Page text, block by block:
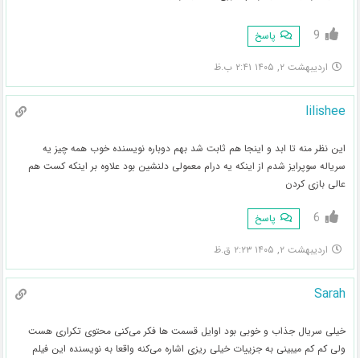
9 پاسخ
اردیبهشت ۲, ۱۴۰۵ ۲:۴۱ ب.ظ
lilishee
این نظر منه تا ابد و اینجا هم ثابت شد بهم دوباره نویسنده خوب همه چیز یه
سریاله سوپرایز شدم از اینکه یه درام معمولی دلنشین بود علاوه بر اینکه کست هم
عالی بازی کردن
6 پاسخ
اردیبهشت ۲, ۱۴۰۵ ۲:۲۳ ق.ظ
Sarah
خیلی سریال جذاب و خوبی بود اوایل قسمت ها فکر می‌کنی محتوی تکراری هست
ولی کم کم میبینی به جزییات خیلی ریزی اشاره می‌کنه واقعا به نویسنده این فیلم